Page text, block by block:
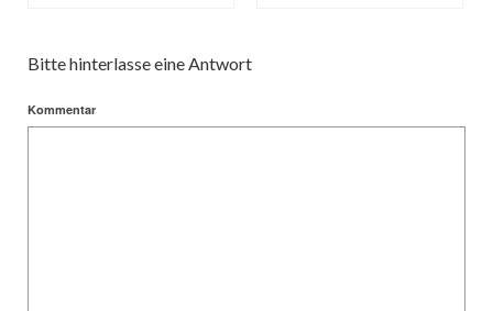
Bitte hinterlasse eine Antwort
Kommentar